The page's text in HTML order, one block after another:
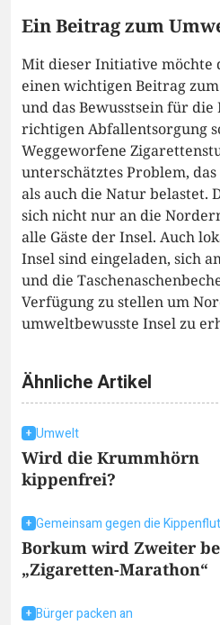
Ein Beitrag zum
Mit dieser Initiative möchte
einen wichtigen Beitrag
und das Bewusstsein für die
richtigen Abfallentsorgung
Weggeworfene
unterschätztes Problem,
als auch die Natur belastet.
sich nicht nur an die
alle Gäste der Insel. Auch
Insel sind eingeladen, sich
und die
Verfügung zu stellen um
umweltbewusste Insel zu
Ähnliche Artikel
Umwelt
Wird die Krummhörn
kippenfrei?
Gemeinsam gegen die Kippenflut
Borkum wird Zweiter
„Zigaretten-Marathon“
Bürger packen an